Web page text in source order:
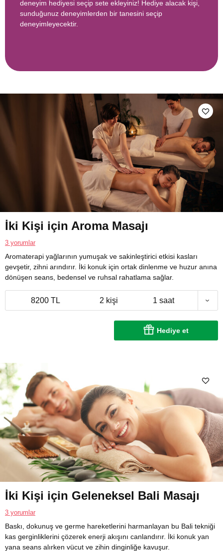
deneyim hediyesi seçip sete ekleyiniz! Hediye alacak kişi,
sunduğunuz deneyimlerden bir tanesini seçip
deneyimleyecektir.
İki Kişi için Aroma Masajı
3 yorumlar
Aromaterapi yağlarının yumuşak ve sakinleştirici etkisi kasları
gevşetir, zihni arındırır. İki konuk için ortak dinlenme ve huzur anına
dönüşen seans, bedensel ve ruhsal rahatlama sağlar.
8200 TL 2 kişi 1 saat
Hediye et
İki Kişi için Geleneksel Bali Masajı
3 yorumlar
Baskı, dokunuş ve germe hareketlerini harmanlayan bu Bali tekniği
kas gerginliklerini çözerek enerji akışını canlandırır. İki konuk yan
yana seans alırken vücut ve zihin dinginliğe kavuşur.